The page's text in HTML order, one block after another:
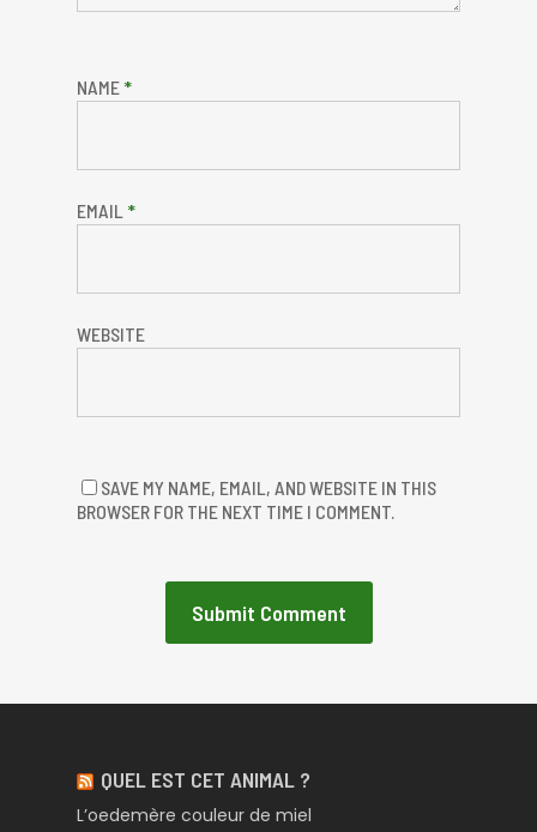
NAME *
EMAIL *
WEBSITE
SAVE MY NAME, EMAIL, AND WEBSITE IN THIS
BROWSER FOR THE NEXT TIME I COMMENT.
QUEL EST CET ANIMAL ?
L’oedemère couleur de miel